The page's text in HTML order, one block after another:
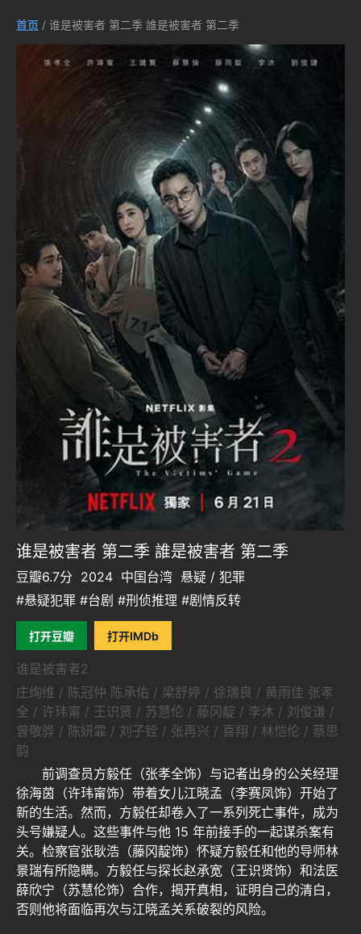
首页 / 谁是被害者 第二季 誰是被害者 第二季
谁是被害者 第二季 誰是被害者 第二季
豆瓣6.7分 2024 中国台湾 悬疑 / 犯罪
#悬疑犯罪 #台剧 #刑侦推理 #剧情反转
打开豆瓣 打开IMDb
谁是被害者2
庄绚维 / 陈冠仲 陈承佑 / 梁舒婷 / 徐瑞良 / 黄雨佳 张孝
全 / 许玮甯 / 王识贤 / 苏慧伦 / 藤冈靛 / 李沐 / 刘俊谦 /
曾敬骅 / 陈妍霏 / 刘子铨 / 张再兴 / 喜翔 / 林恺伦 / 蔡思
韵
前调查员方毅任（张孝全饰）与记者出身的公关经理
徐海茵（许玮甯饰）带着女儿江晓孟（李赛凤饰）开始了
新的生活。然而，方毅任却卷入了一系列死亡事件，成为
头号嫌疑人。这些事件与他 15 年前接手的一起谋杀案有
关。检察官张耿浩（藤冈靛饰）怀疑方毅任和他的导师林
景瑞有所隐瞒。方毅任与探长赵承宽（王识贤饰）和法医
薛欣宁（苏慧伦饰）合作，揭开真相，证明自己的清白，
否则他将面临再次与江晓孟关系破裂的风险。